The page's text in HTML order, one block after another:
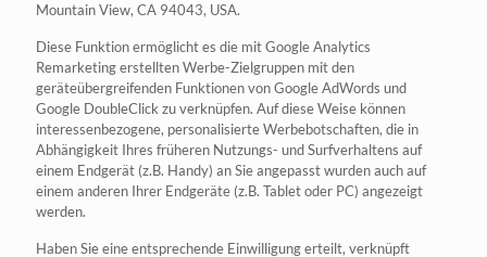
Mountain View, CA 94043, USA.
Diese Funktion ermöglicht es die mit Google Analytics
Remarketing erstellten Werbe-Zielgruppen mit den
geräteübergreifenden Funktionen von Google AdWords und
Google DoubleClick zu verknüpfen. Auf diese Weise können
interessenbezogene, personalisierte Werbebotschaften, die in
Abhängigkeit Ihres früheren Nutzungs- und Surfverhaltens auf
einem Endgerät (z.B. Handy) an Sie angepasst wurden auch auf
einem anderen Ihrer Endgeräte (z.B. Tablet oder PC) angezeigt
werden.
Haben Sie eine entsprechende Einwilligung erteilt, verknüpft